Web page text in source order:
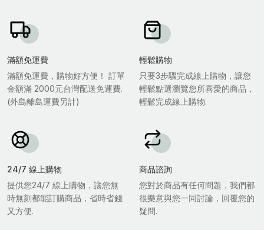
滿額免運費
滿額免運費，購物好方便！ 訂單
金額滿 2000元台灣配送免運費.
(外島離島運費另計)
輕鬆購物
只要3步驟完成線上購物，讓您
輕鬆點選瀏覽您所喜愛的商品，
輕鬆完成線上購物.
24/7 線上購物
提供您24/7 線上購物，讓您無
時無刻都能訂購商品，省時省錢
又方便.
商品諮詢
您對於商品有任何問題，我們都
很樂意與您一同討論，回覆您的
疑問.